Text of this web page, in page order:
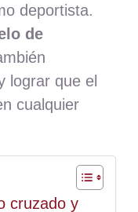
deportista.
de
lograr que el
cualquier
cruzado y